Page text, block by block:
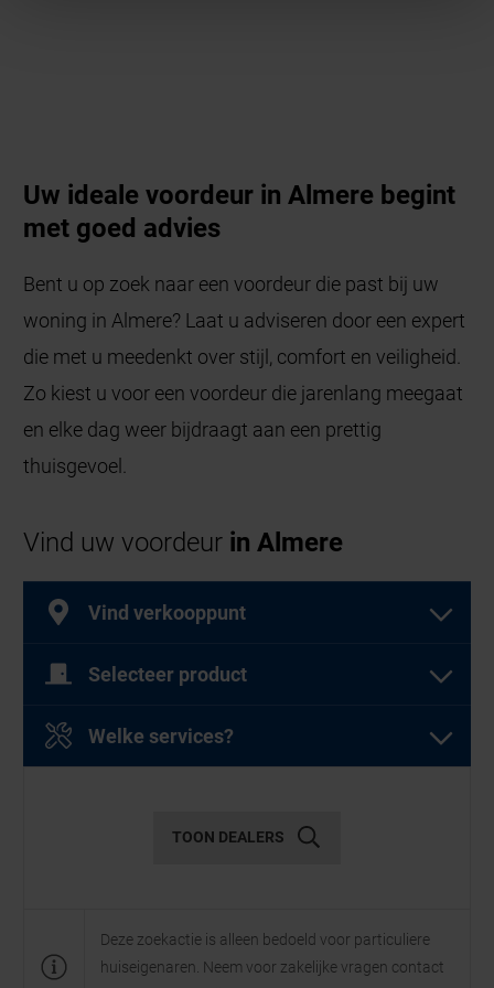
Uw ideale voordeur in Almere begint
met goed advies
Bent u op zoek naar een voordeur die past bij uw
woning in Almere? Laat u adviseren door een expert
die met u meedenkt over stijl, comfort en veiligheid.
Zo kiest u voor een voordeur die jarenlang meegaat
en elke dag weer bijdraagt aan een prettig
thuisgevoel.
Vind uw voordeur in Almere
Vind verkooppunt
Selecteer product
Welke services?
DienstenTOON DEALERS
Deze zoekactie is alleen bedoeld voor particuliere
huiseigenaren. Neem voor zakelijke vragen contact